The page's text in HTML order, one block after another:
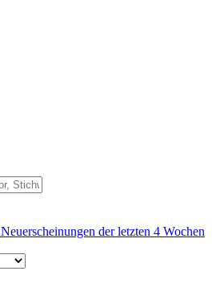
Neuerscheinungen der letzten 4 Wochen